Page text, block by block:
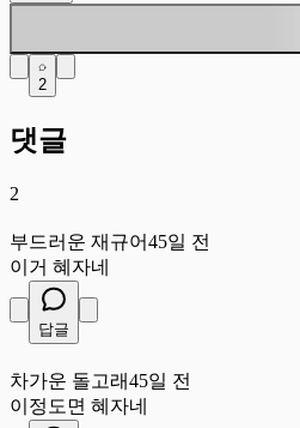
2
댓글
2
부드러운 재규어45일 전
이거 혜자네
답글
차가운 돌고래45일 전
이정도면 혜자네